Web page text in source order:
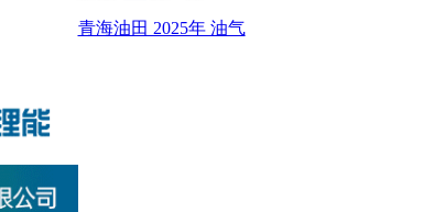
青海油田 2025年 油气